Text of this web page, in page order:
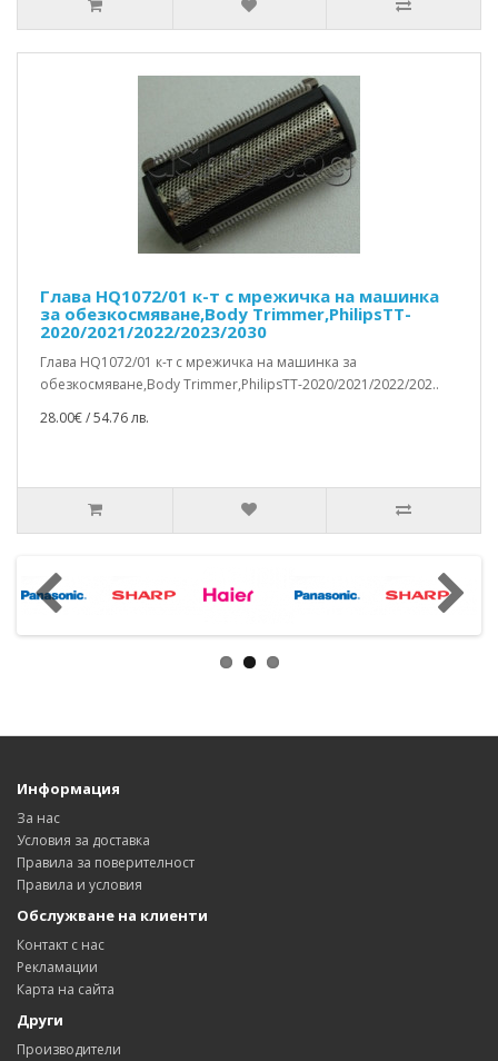
Глава HQ1072/01 к-т с мрежичка на машинка
за обезкосмяване,Body Trimmer,PhilipsTT-
2020/2021/2022/2023/2030
Глава HQ1072/01 к-т с мрежичка на машинка за
обезкосмяване,Body Trimmer,PhilipsTT-2020/2021/2022/202..
28.00€ / 54.76 лв.
Информация
За нас
Условия за доставка
Правила за поверителност
Правила и условия
Обслужване на клиенти
Контакт с нас
Рекламации
Карта на сайта
Други
Производители